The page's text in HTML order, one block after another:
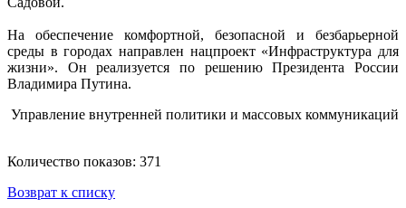
На обеспечение комфортной, безопасной и безбарьерной
среды в городах направлен нацпроект «Инфраструктура для
жизни». Он реализуется по решению Президента России
Владимира Путина.
Управление внутренней политики и массовых коммуникаций
Количество показов: 371
Возврат к списку